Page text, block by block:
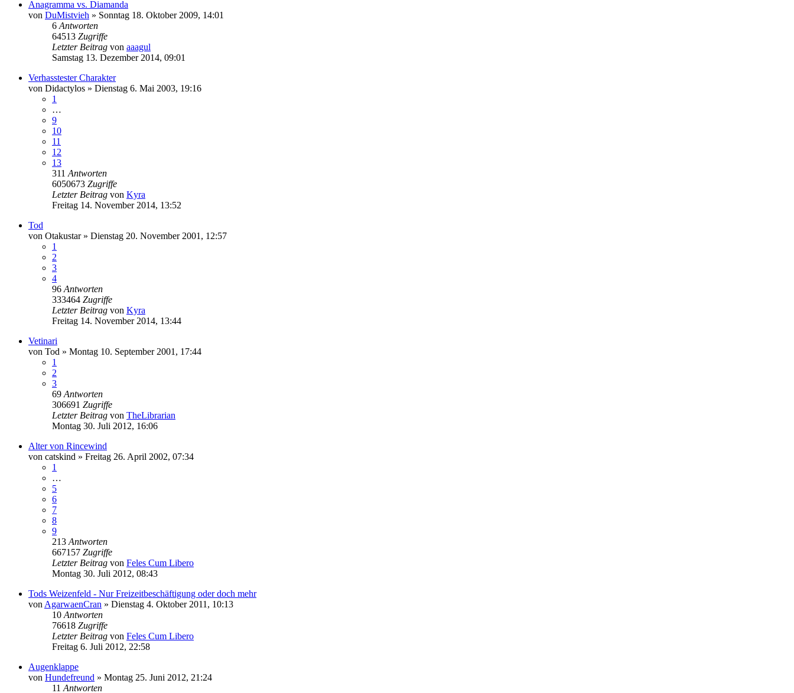
Anagramma vs. Diamanda
von DuMistvieh » Sonntag 18. Oktober 2009, 14:01
6 Antworten
64513 Zugriffe
Letzter Beitrag von aaagul
Samstag 13. Dezember 2014, 09:01
Verhasstester Charakter
von Didactylos » Dienstag 6. Mai 2003, 19:16
1
…
9
10
11
12
13
311 Antworten
6050673 Zugriffe
Letzter Beitrag von Kyra
Freitag 14. November 2014, 13:52
Tod
von Otakustar» Dienstag 20. November 2001, 12:57
1
2
3
4
96 Antworten
333464 Zugriffe
Letzter Beitrag von Kyra
Freitag 14. November 2014, 13:44
Vetinari
von Tod » Montag 10. September 2001, 17:44
1
2
3
69 Antworten
306691 Zugriffe
Letzter Beitrag von TheLibrarian
Montag 30. Juli 2012, 16:06
Alter von Rincewind
von catskind » Freitag 26. April 2002, 07:34
1
…
5
6
7
8
9
213 Antworten
667157 Zugriffe
Letzter Beitrag von Feles Cum Libero
Montag 30. Juli 2012, 08:43
Tods Weizenfeld - Nur Freizeitbeschäftigung oder doch mehr
von AgarwaenCran » Dienstag 4. Oktober 2011, 10:13
10 Antworten
76618 Zugriffe
Letzter Beitrag von Feles Cum Libero
Freitag 6. Juli 2012, 22:58
Augenklappe
von Hundefreund » Montag 25. Juni 2012, 21:24
11 Antworten